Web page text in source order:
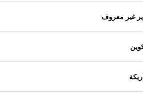
غير معروف